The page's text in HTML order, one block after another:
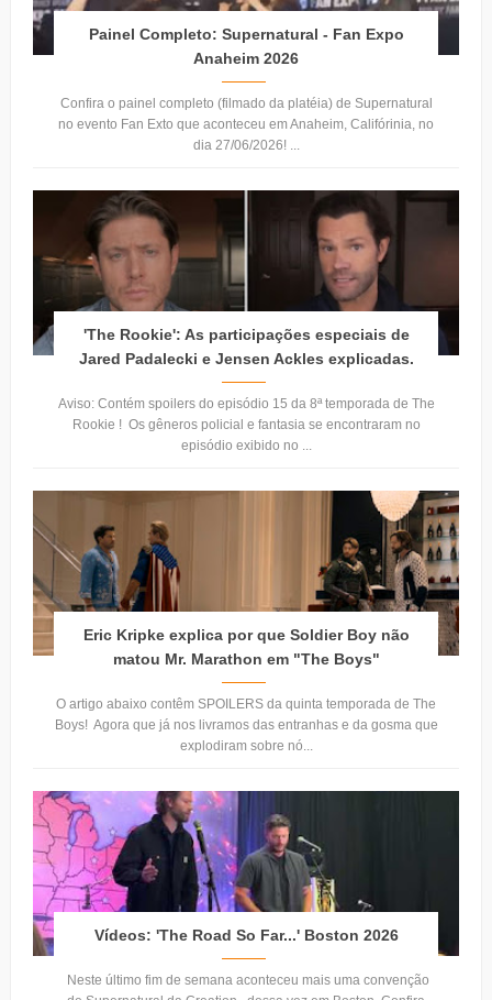
Painel Completo: Supernatural - Fan Expo
Anaheim 2026
Confira o painel completo (filmado da platéia) de Supernatural
no evento Fan Exto que aconteceu em Anaheim, Califórinia, no
dia 27/06/2026! ...
'The Rookie': As participações especiais de
Jared Padalecki e Jensen Ackles explicadas.
Aviso: Contém spoilers do episódio 15 da 8ª temporada de The
Rookie ! Os gêneros policial e fantasia se encontraram no
episódio exibido no ...
Eric Kripke explica por que Soldier Boy não
matou Mr. Marathon em "The Boys"
O artigo abaixo contêm SPOILERS da quinta temporada de The
Boys! Agora que já nos livramos das entranhas e da gosma que
explodiram sobre nó...
Vídeos: 'The Road So Far...' Boston 2026
Neste último fim de semana aconteceu mais uma convenção